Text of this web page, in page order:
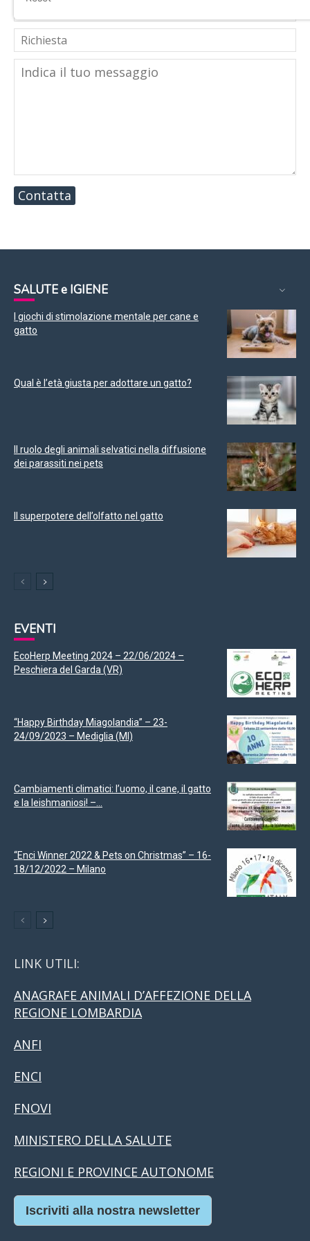
Contatta
SALUTE e IGIENE
I giochi di stimolazione mentale per cane e
gatto
Qual è l’età giusta per adottare un gatto?
Il ruolo degli animali selvatici nella diffusione
dei parassiti nei pets
Il superpotere dell’olfatto nel gatto
EVENTI
EcoHerp Meeting 2024 – 22/06/2024 –
Peschiera del Garda (VR)
“Happy Birthday Miagolandia” – 23-
24/09/2023 – Mediglia (MI)
Cambiamenti climatici: l’uomo, il cane, il gatto
e la leishmaniosi! –...
“Enci Winner 2022 & Pets on Christmas” – 16-
18/12/2022 – Milano
LINK UTILI:
ANAGRAFE ANIMALI D’AFFEZIONE DELLA
REGIONE LOMBARDIA
ANFI
ENCI
FNOVI
MINISTERO DELLA SALUTE
REGIONI E PROVINCE AUTONOME
Iscriviti alla nostra newsletter